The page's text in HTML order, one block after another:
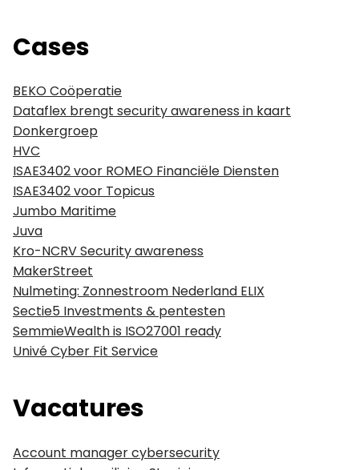
Cases
BEKO Coöperatie
Dataflex brengt security awareness in kaart
Donkergroep
HVC
ISAE3402 voor ROMEO Financiële Diensten
ISAE3402 voor Topicus
Jumbo Maritime
Juva
Kro-NCRV Security awareness
MakerStreet
Nulmeting: Zonnestroom Nederland ELIX
Sectie5 Investments & pentesten
SemmieWealth is ISO27001 ready
Univé Cyber Fit Service
Vacatures
Account manager cybersecurity